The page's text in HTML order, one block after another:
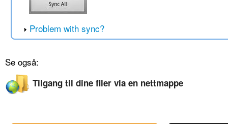
Problem with sync?
Se også:
Tilgang til dine filer via en nettmappe